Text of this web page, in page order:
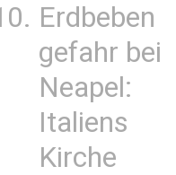
Erdbeben
gefahr bei
Neapel:
Italiens
Kirche